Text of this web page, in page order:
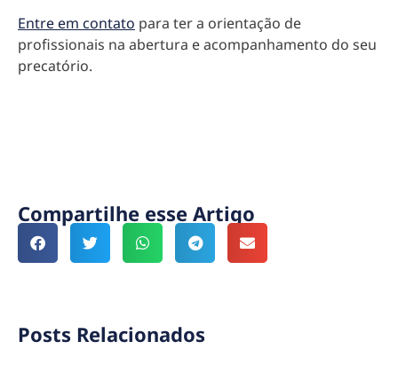
Entre em contato para ter a orientação de
profissionais na abertura e acompanhamento do seu
precatório.
Compartilhe esse Artigo
Posts Relacionados